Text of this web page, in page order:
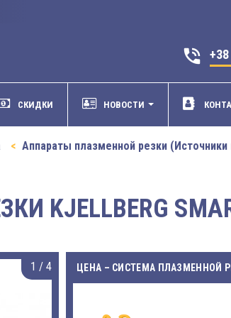
phone_in_talk
СКИДКИ НОВОСТИ
Аппараты плазменной резки
1 / 4 ЦЕНА – СИСТЕМА ПЛАЗМЕННОЙ